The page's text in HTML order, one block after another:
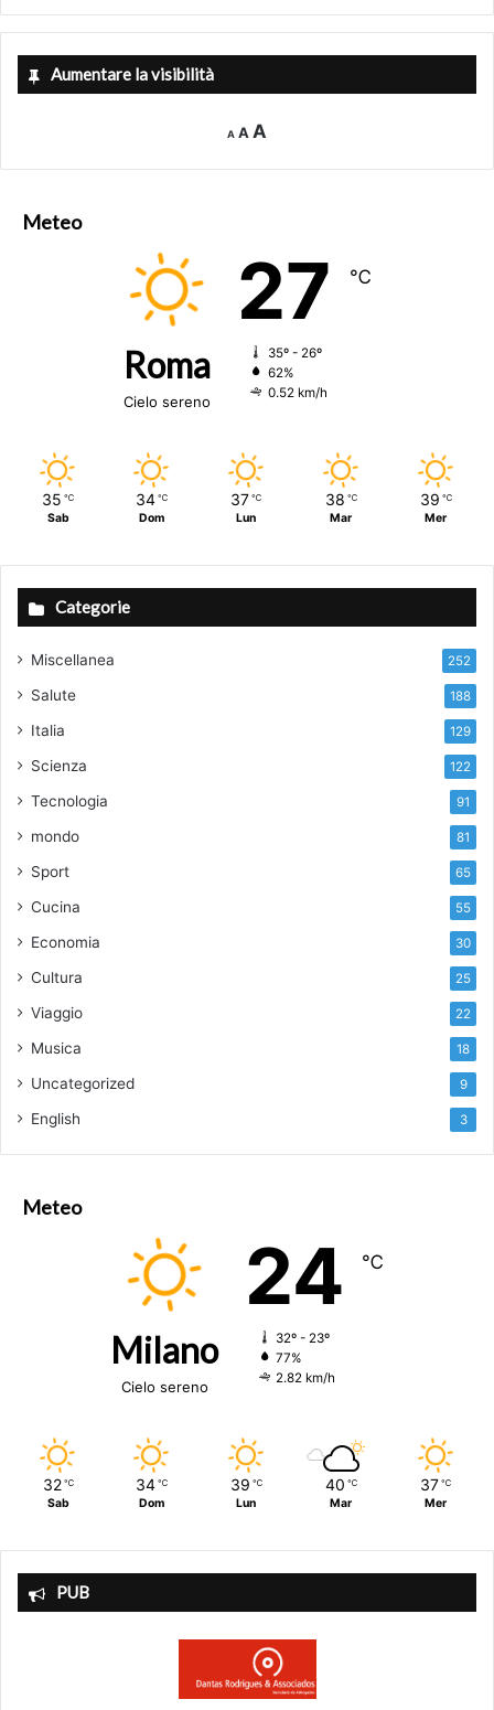
foto ansa.it
Fonte ANSA.IT
Aumentare la visibilità
A
Decrease
font
A Reset
size.
A
Meteo
Roma
Cielo sereno
27 ℃
35º - 26º
62%
0.52 km/h
35 ℃
Sab
34 ℃
Dom
37 ℃
Lun
38 ℃
Mar
39 ℃
Mer
Categorie
Miscellanea 252
Salute 188
Italia 129
Scienza 122
Tecnologia 91
mondo 81
Sport 65
Cucina 55
Economia 30
Cultura 25
Viaggio 22
Musica 18
Uncategorized 9
English 3
Meteo
Milano
Cielo sereno
24 ℃
32º - 23º
77%
2.82 km/h
32 ℃
Sab
34 ℃
Dom
39 ℃
Lun
40 ℃
Mar
37 ℃
Mer
PUB